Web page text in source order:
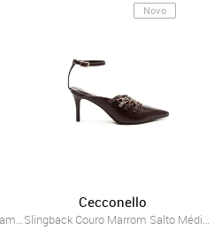
Scarpin Vies Bico Quadrado - Caramelo 37...
Novo
Cecconello
Slingback Couro Marrom Salto Médio Cecco...